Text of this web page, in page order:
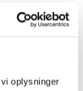
oplysninger